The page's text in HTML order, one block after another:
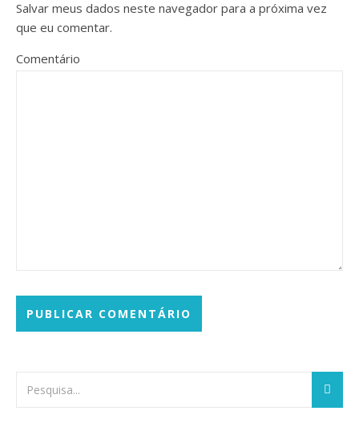
Salvar meus dados neste navegador para a próxima vez
que eu comentar.
Comentário